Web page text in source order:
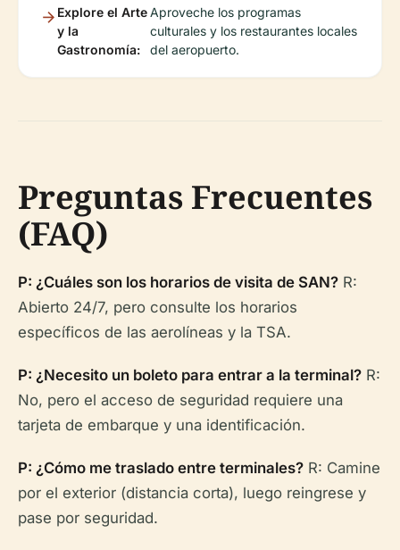
Explore el Arte
y la
Gastronomía:
Aproveche los programas
culturales y los restaurantes locales
del aeropuerto.
Preguntas Frecuentes
(FAQ)
P: ¿Cuáles son los horarios de visita de SAN? R:
Abierto 24/7, pero consulte los horarios
específicos de las aerolíneas y la TSA.
P: ¿Necesito un boleto para entrar a la terminal? R:
No, pero el acceso de seguridad requiere una
tarjeta de embarque y una identificación.
P: ¿Cómo me traslado entre terminales? R: Camine
por el exterior (distancia corta), luego reingrese y
pase por seguridad.